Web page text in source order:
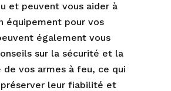
et peuvent vous aider à
équipement pour vos
également vous
sur la sécurité et la
de vos armes à feu, ce qui
leur fiabilité et